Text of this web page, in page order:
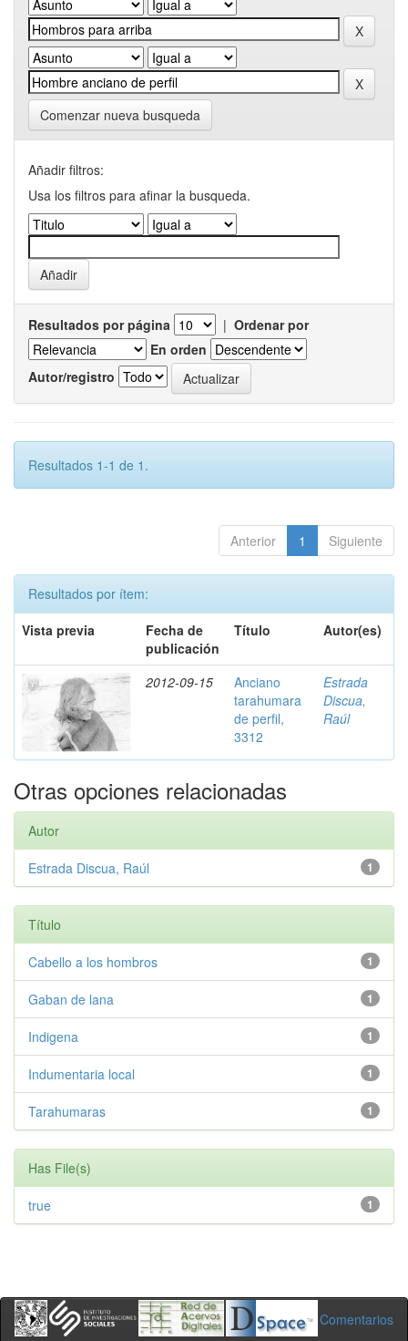
Comenzar nueva busqueda
Añadir filtros:
Usa los filtros para afinar la busqueda.
Resultados por página | Ordenar por
En orden
Autor/registro
Resultados 1-1 de 1.
Anterior 1 Siguiente
Resultados por ítem:
Vista previa
Fecha de
publicación
Título Autor(es)
2012-09-15
Anciano
tarahumara
de perfil,
3312
Estrada
Discua,
Raúl
Otras opciones relacionadas
Autor
1
Estrada Discua, Raúl
Título
1
Cabello a los hombros
1
Gaban de lana
1
Indigena
1
Indumentaria local
1
Tarahumaras
Has File(s)
1
true
Comentarios